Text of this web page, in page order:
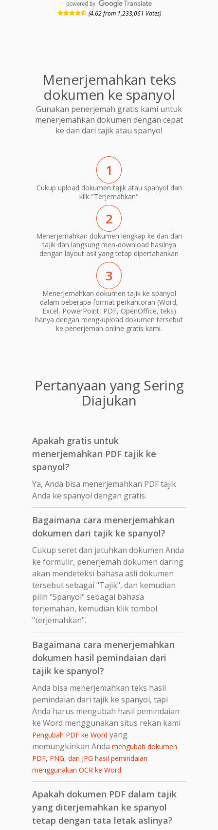
powered by
(4.62 from 1,233,061 Votes)
Menerjemahkan teks
dokumen ke spanyol
Gunakan penerjemah gratis kami untuk
menerjemahkan dokumen dengan cepat
ke dan dari tajik atau spanyol
1
Cukup upload dokumen tajik atau spanyol dan
klik "Terjemahkan"
2
Menerjemahkan dokumen lengkap ke dan dari
tajik dan langsung men-download hasilnya
dengan layout asli yang tetap dipertahankan
3
Menerjemahkan dokumen tajik ke spanyol
dalam beberapa format perkantoran (Word,
Excel, PowerPoint, PDF, OpenOffice, teks)
hanya dengan meng-upload dokumen tersebut
ke penerjemah online gratis kami.
Pertanyaan yang Sering
Diajukan
Apakah gratis untuk
menerjemahkan PDF tajik ke
spanyol?
Ya, Anda bisa menerjemahkan PDF tajik
Anda ke spanyol dengan gratis.
Bagaimana cara menerjemahkan
dokumen dari tajik ke spanyol?
Cukup seret dan jatuhkan dokumen Anda
ke formulir, penerjemah dokumen daring
akan mendeteksi bahasa asli dokumen
tersebut sebagai "Tajik", dan kemudian
pilih "Spanyol" sebagai bahasa
terjemahan, kemudian klik tombol
"terjemahkan".
Bagaimana cara menerjemahkan
dokumen hasil pemindaian dari
tajik ke spanyol?
Anda bisa menerjemahkan teks hasil
pemindaian dari tajik ke spanyol, tapi
Anda harus mengubah hasil pemindaian
ke Word menggunakan situs rekan kami
Pengubah PDF ke Word yang
memungkinkan Anda mengubah dokumen
PDF, PNG, dan JPG hasil pemindaian
menggunakan OCR ke Word.
Apakah dokumen PDF dalam tajik
yang diterjemahkan ke spanyol
tetap dengan tata letak aslinya?